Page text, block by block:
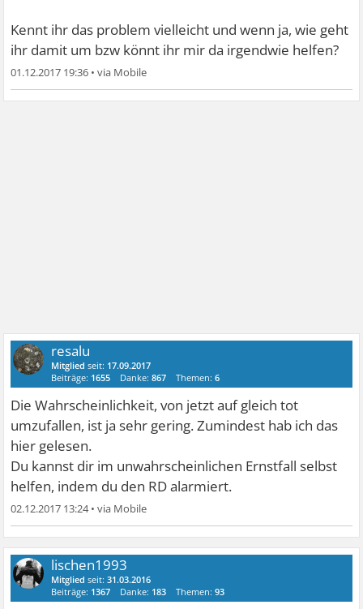
Kennt ihr das problem vielleicht und wenn ja, wie geht
ihr damit um bzw könnt ihr mir da irgendwie helfen?
01.12.2017 19:36 •
resalu
Mitglied seit: 17.09.2017
Beiträge: 1655 Danke:867 Themen:6
Die Wahrscheinlichkeit, von jetzt auf gleich tot
umzufallen, ist ja sehr gering. Zumindest hab ich das
hier gelesen.
Du kannst dir im unwahrscheinlichen Ernstfall selbst
helfen, indem du den RD alarmiert.
02.12.2017 13:24•
lischen1993
Mitglied seit:31.03.2016
Beiträge: 1367 Danke: 183 Themen:93